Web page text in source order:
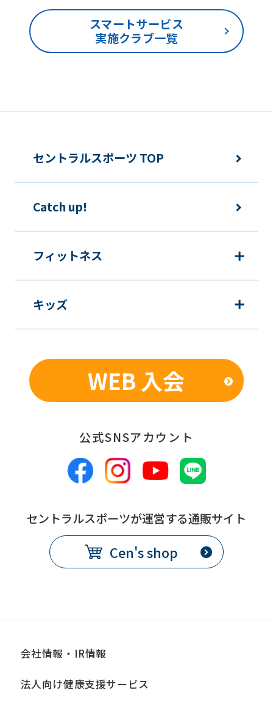
スマートサービス
実施クラブ一覧
セントラルスポーツ TOP
Catch up!
フィットネス
キッズ
WEB 入会
公式SNSアカウント
セントラルスポーツが運営する通販サイト
Cen's shop
会社情報・IR情報
法人向け健康支援サービス